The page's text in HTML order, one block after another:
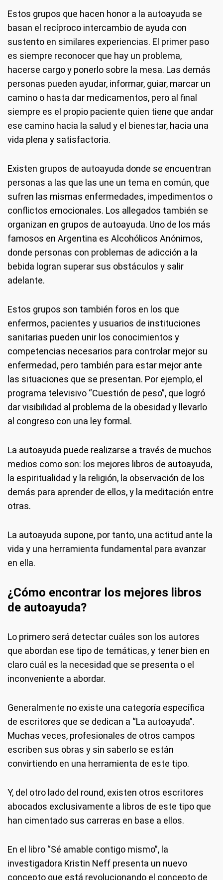
Estos grupos que hacen honor a la autoayuda se
basan el recíproco intercambio de ayuda con
sustento en similares experiencias. El primer paso
es siempre reconocer que hay un problema,
hacerse cargo y ponerlo sobre la mesa. Las demás
personas pueden ayudar, informar, guiar, marcar un
camino o hasta dar medicamentos, pero al final
siempre es el propio paciente quien tiene que andar
ese camino hacia la salud y el bienestar, hacia una
vida plena y satisfactoria.
Existen grupos de autoayuda donde se encuentran
personas a las que las une un tema en común, que
sufren las mismas enfermedades, impedimentos o
conflictos emocionales. Los allegados también se
organizan en grupos de autoayuda. Uno de los más
famosos en Argentina es Alcohólicos Anónimos,
donde personas con problemas de adicción a la
bebida logran superar sus obstáculos y salir
adelante.
Estos grupos son también foros en los que
enfermos, pacientes y usuarios de instituciones
sanitarias pueden unir los conocimientos y
competencias necesarios para controlar mejor su
enfermedad, pero también para estar mejor ante
las situaciones que se presentan. Por ejemplo, el
programa televisivo “Cuestión de peso”, que logró
dar visibilidad al problema de la obesidad y llevarlo
al congreso con una ley formal.
La autoayuda puede realizarse a través de muchos
medios como son: los mejores libros de autoayuda,
la espiritualidad y la religión, la observación de los
demás para aprender de ellos, y la meditación entre
otras.
La autoayuda supone, por tanto, una actitud ante la
vida y una herramienta fundamental para avanzar
en ella.
¿Cómo encontrar los mejores libros
de autoayuda?
Lo primero será detectar cuáles son los autores
que abordan ese tipo de temáticas, y tener bien en
claro cuál es la necesidad que se presenta o el
inconveniente a abordar.
Generalmente no existe una categoría específica
de escritores que se dedican a “La autoayuda”.
Muchas veces, profesionales de otros campos
escriben sus obras y sin saberlo se están
convirtiendo en una herramienta de este tipo.
Y, del otro lado del round, existen otros escritores
abocados exclusivamente a libros de este tipo que
han cimentado sus carreras en base a ellos.
En el libro “Sé amable contigo mismo”, la
investigadora Kristin Neff presenta un nuevo
concepto que está revolucionando el concepto de